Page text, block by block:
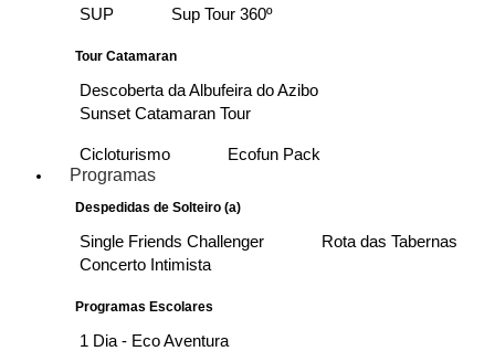
SUP Sup Tour 360º
Tour Catamaran
Descoberta da Albufeira do Azibo
Sunset Catamaran Tour
Cicloturismo
Ecofun Pack
Programas
Despedidas de Solteiro (a)
Single Friends Challenger
Rota das Tabernas
Concerto Intimista
Programas Escolares
1 Dia - Eco Aventura